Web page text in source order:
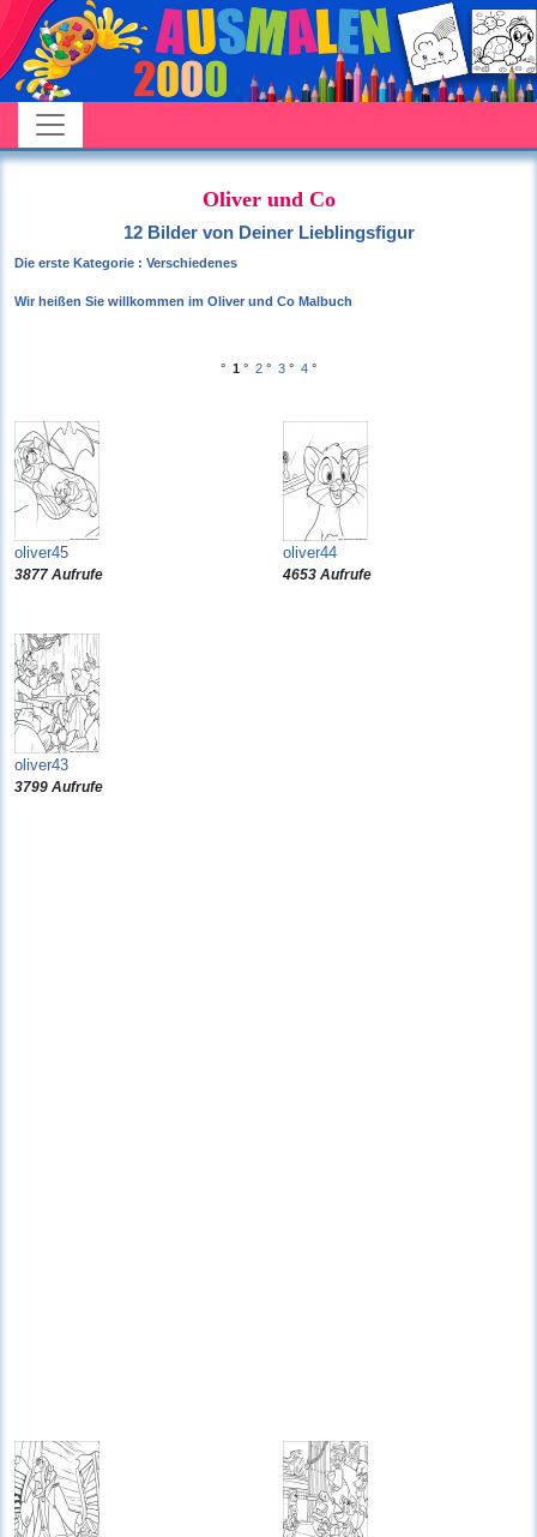
Oliver und Co
12 Bilder von Deiner Lieblingsfigur
Die erste Kategorie : Verschiedenes
Wir heißen Sie willkommen im Oliver und Co Malbuch
° 1 ° 2 ° 3 ° 4 °
oliver45
3877 Aufrufe
oliver44
4653 Aufrufe
oliver43
3799 Aufrufe